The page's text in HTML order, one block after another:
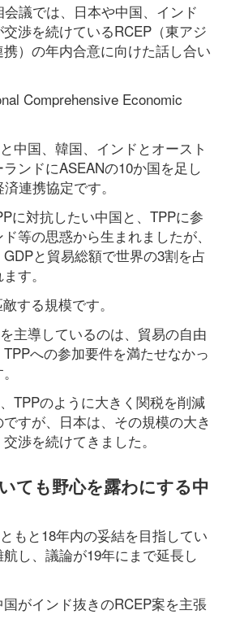
議では、日本や中国、インド
渉を続けているRCEP（東アジ
）の年内合意に向けた話し合い
Comprehensive Economic
中国、韓国、インドとオースト
ンドにASEANの10か国を足し
連携協定です。
に対抗したい中国と、TPPに参
等の思惑から生まれましたが、
と貿易総額で世界の3割を占
す。
する規模です。
主導しているのは、貿易の自由
への参加要件を満たせなかっ
TPPのように大きく関税を削減
すが、日本は、その規模の大き
渉を続けてきました。
ても野心を露わにする中
もと18年内の妥結を目指してい
し、議論が19年にまで延長し
がインド抜きのRCEP案を主張